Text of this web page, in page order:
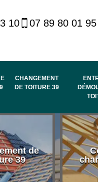
10 07 89 80 01 95
CHANGEMENT
DE TOITURE 39
de
39